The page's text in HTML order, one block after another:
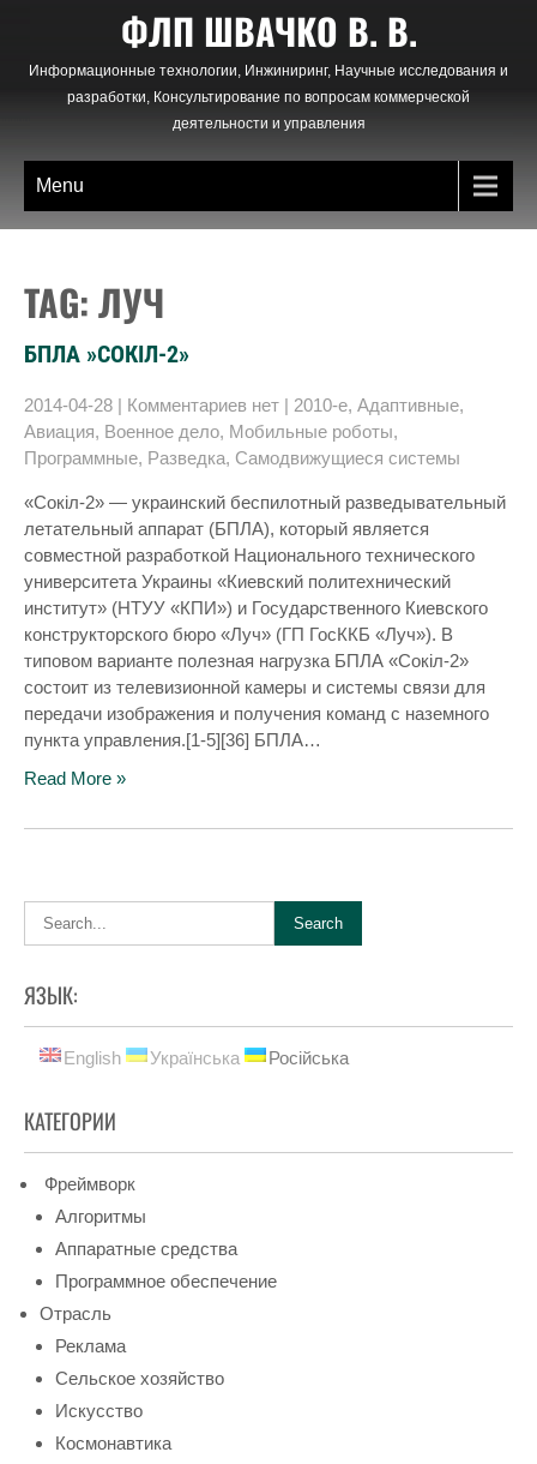
content
ФЛП ШВАЧКО В. В.
Информационные технологии, Инжиниринг, Научные исследования и
разработки, Консультирование по вопросам коммерческой
деятельности и управления
Menu
TAG: ЛУЧ
БПЛА »СОКІЛ-2»
2014-04-28 | Комментариев нет | 2010-е, Адаптивные,
Авиация, Военное дело, Мобильные роботы,
Программные, Разведка, Самодвижущиеся системы
«Сокіл-2» — украинский беспилотный разведывательный
летательный аппарат (БПЛА), который является
совместной разработкой Национального технического
университета Украины «Киевский политехнический
институт» (НТУУ «КПИ») и Государственного Киевского
конструкторского бюро «Луч» (ГП ГосККБ «Луч»). В
типовом варианте полезная нагрузка БПЛА «Сокіл-2»
состоит из телевизионной камеры и системы связи для
передачи изображения и получения команд с наземного
пункта управления.[1-5][36] БПЛА…
Read More »
ЯЗЫК:
English Українська Російська
КАТЕГОРИИ
Фреймворк
Алгоритмы
Аппаратные средства
Программное обеспечение
Отрасль
Реклама
Сельское хозяйство
Искусство
Космонавтика